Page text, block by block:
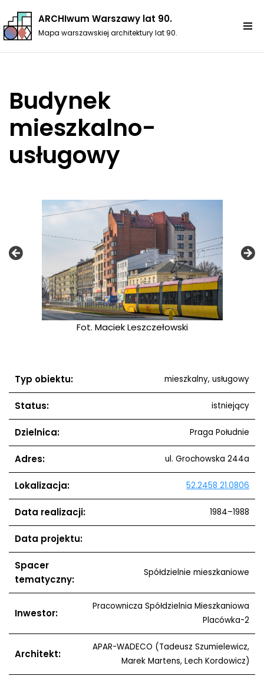
Przejdź
ARCHIwum Warszawy lat 90.
Mapa warszawskiej architektury lat 90.
Budynek
mieszkalno-
usługowy
Fot. Maciek Leszczełowski
Typ obiektu: mieszkalny, usługowy
Status: istniejący
Dzielnica: Praga Południe
Adres: ul. Grochowska 244a
Lokalizacja: 52.2458 21.0806
Data realizacji: 1984–1988
Data projektu:
Spacer
tematyczny:
Spółdzielnie mieszkaniowe
Inwestor:
Pracownicza Spółdzielnia Mieszkaniowa
Placówka-2
Architekt:
APAR-WADECO (Tadeusz Szumielewicz,
Marek Martens, Lech Kordowicz)